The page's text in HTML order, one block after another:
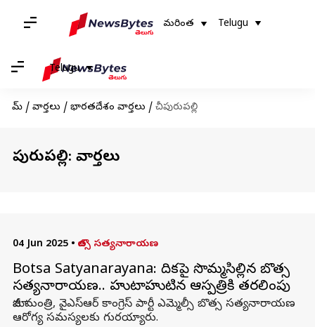
మరింత Telugu
Telugu
హోమ్ / వార్తలు / భారతదేశం వార్తలు / చీపురుపల్లి
చీపురుపల్లి: వార్తలు
04 Jun 2025 • బొత్స సత్యనారాయణ
Botsa Satyanarayana: వేదికపై సొమ్మసిల్లిన బొత్స
సత్యనారాయణ.. హుటాహుటిన ఆస్పత్రికి తరలింపు
మాజీ మంత్రి, వైఎస్ఆర్ కాంగ్రెస్ పార్టీ ఎమ్మెల్సీ బొత్స సత్యనారాయణ
ఆరోగ్య సమస్యలకు గురయ్యారు.